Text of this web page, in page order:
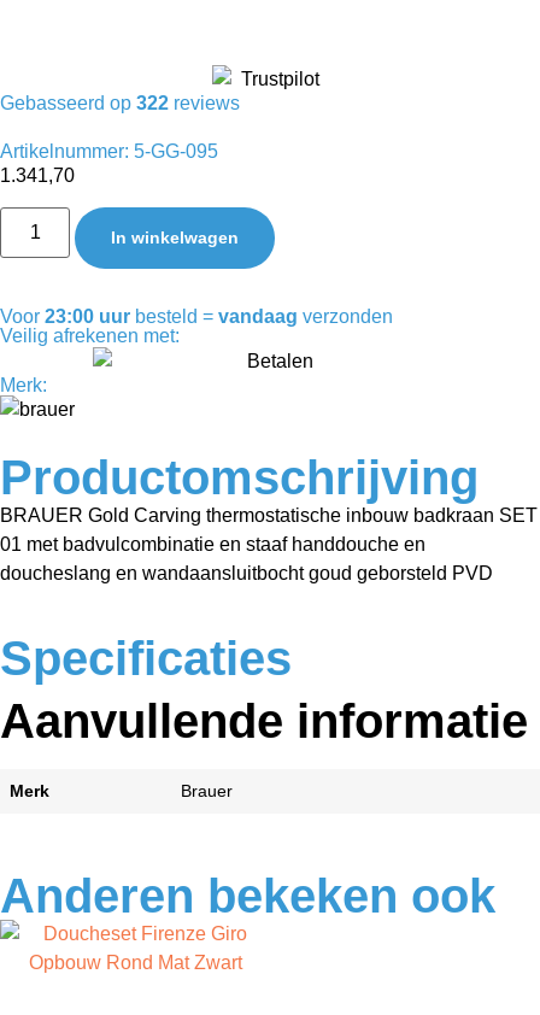
Gebasseerd op 322 reviews
Artikelnummer: 5-GG-095
1.341,70
In winkelwagen
Voor 23:00 uur besteld = vandaag verzonden
Veilig afrekenen met:
Merk:
Productomschrijving
BRAUER Gold Carving thermostatische inbouw badkraan SET
01 met badvulcombinatie en staaf handdouche en
doucheslang en wandaansluitbocht goud geborsteld PVD
Specificaties
Aanvullende informatie
Merk Brauer
Anderen bekeken ook